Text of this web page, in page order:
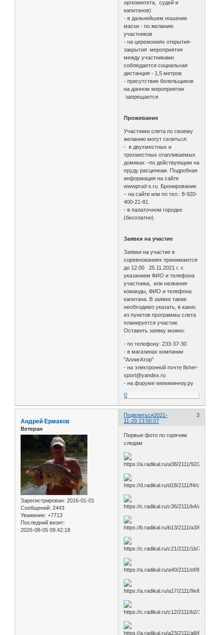
оргкомитета, судей и
капитанов)
- в дальнейшем ношение
маски - по желанию
участников
- на церемониях открытия-
закрытия мероприятия
между участниками
соблюдается социальная
дистанция - 1,5 метров
- присутствие болельщиков
на данном мероприятии
запрещается
Проживание
Участники слета по своему
желанию могут селиться:
- в двухместных и
трехместных отапливаемых
домиках –по действующим на
пруду расценкам. Подробная
информация на сайте
wwwprud-s.ru. Бронирование
– на сайте или по тел.: 8-920-
400-21-81.
- в палаточном городке
(бесплатно)
Заявки на участие
Заявки на участие в
соревнованиях принимаются
до 12.00 25.11.2021 г. с
указанием ФИО и телефона
участника, или названия
команды, ФИО и телефона
капитана. В заявке также
необходимо указать, в каких
из пунктов программы слета
планируется участие.
Оставить заявку можно:
- по телефону: 233-37-30
- в магазинах компании
"АллигАтор"
- на электронной почте fisher-
sport@yandex.ru
- на форуме wwwминноу.ру
0
Поделиться 3
2021-
11-29 13:50:07
Андрей Ермаков
Ветеран
Зарегистрирован: 2016-01-01
Сообщений: 2443
Уважение: +7713
Последний визит:
2026-08-05 09:42:18
Первые фото по горячим
следам